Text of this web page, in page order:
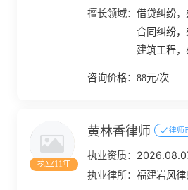
1802
擅长领域：借贷纠纷
合同纠纷
建筑工程
咨询价格：88元/次
执业11年
黄林香律师 律师
执业资质：
执业律所：福建岩风